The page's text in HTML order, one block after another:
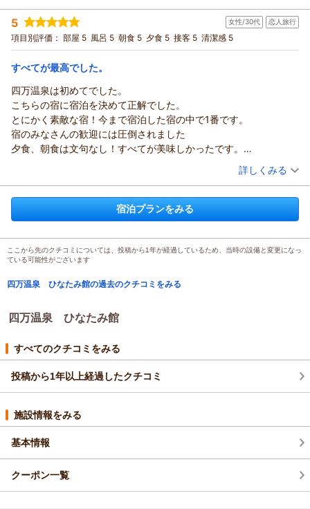
ひなたみ館スタッフ一同、大変嬉しく思っております。
また外国人スタッフへの温かいお言葉、誠にありがとうござい
ます。
機会がございましたらまた足をお運びいただければ幸いです。
Angkor様のお越しを心よりお待ちしております。
温泉、朝食の美味しく。またお伺いします。
宿泊時期： 2025年10月宿泊 (夫婦旅行)
投稿者： ももんが森ちゃんさん
宿泊プラン： 【じゃらんスペシャルウィーク】１0時チェックアウト・夕食
付き・朝食付き・3種の無料貸切風呂
和洋室 朝・夕
宿泊価格帯： 26,001～27,000円(大人一人あたり/税込)
四万温泉 ひなたみ館からの返信
この度は、ひなたみ館にご宿泊いただきまして誠にありがとう
ございました。
投稿いただいた内容を拝見し、四万温泉での滞在を満喫してい
ただけたようでスタッフ一同大変嬉しく思っております。
山間の小さな宿ではありますが、お時間がございましたら是非
またお出掛け下さい。
ももんが森ちゃん様のまたのご来館を心よりお待ちしておりま
5 女性/30代 恋人旅行
項目別評価： 部屋 5 風呂 5 朝食 5 夕食 5 接客 5 清潔感 5
すべてが最高でした。
四万温泉は初めてでした。
こちらの宿に宿泊を決めて正解でした。
とにかく素敵な宿！今まで宿泊した宿の中で1番です。
宿のみなさんの歓迎には圧倒されました
夕食、朝食は文句なし！すべてが美味しかったです。
貸切風呂も3つ入りました！日頃の疲れが吹き飛びました。
その節はご迷惑をおかけしました...
本当にありがとうございます。
また泊まりに行きます！
（投稿日：2025/09/08）
宿泊時期： 2025年09月宿泊 (恋人旅行)
投稿者： まいめろさん(女性/30代)
【アーリーチェックアウトプラン】１0時チェックアウト・夕
食＆朝食付き・3種の無料貸切風呂
宿泊価格帯： 26,001～27,000円(大人一人あたり/税込)
この度は四万温泉ひなたみ館にご宿泊いただきまして誠にあり
またたくさんの身に余るお言葉を頂戴し大変嬉しく思います。
励みとなります。
サービスや食事、設備面などまだまだ至らぬ点がございます
が、より快適な滞在時間をお届けできますよう努めてまいりま
それではまいめろ様のまたのお越しを心よりお待ちしておりま
この度は誠にありがとうございました。
（返信日：2025/09/13）
詳しくみる
宿泊プランをみる
ここから先のクチコミについては、投稿から1年が経過しているため、当時の設備と変更になっ
ている可能性がございます
四万温泉 ひなたみ館の過去のクチコミをみる
四万温泉 ひなたみ館
すべてのクチコミをみる
投稿から1年以上経過したクチコミ
施設情報をみる
基本情報
クーポン一覧